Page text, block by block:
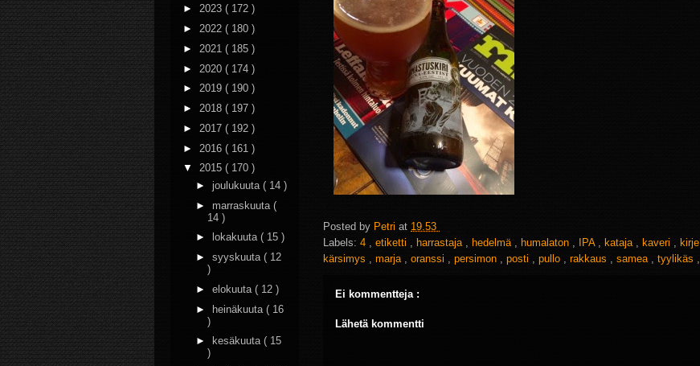
Posted by Petri at 19.53
Labels: 4 etiketti harrastaja hedelmä humalaton IPA kataja kaveri kirje
kärsimys
marja oranssi persimon posti pullo rakkaus samea tyylikäs
Ei kommentteja :
Lähetä kommentti
► 2023 ( 172 )
► 2022 ( 180 )
► 2021 ( 185 )
► 2020 ( 174 )
► 2019 ( 190 )
► 2018 ( 197 )
► 2017 ( 192 )
► 2016 ( 161 )
▼ 2015 ( 170 )
► joulukuuta ( 14 )
► marraskuuta (
14 )
►
lokakuuta ( 15 )
► syyskuuta ( 12
)
► elokuuta ( 12 )
► heinäkuuta ( 16
)
►
kesäkuuta ( 15
)